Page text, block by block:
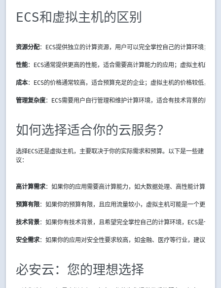
ECS和虚拟主机的区别
资源分配：ECS提供独立的计算资源，用户可以完全掌控自己的计算环境；
性能：ECS通常提供更高的性能，适合需要高计算能力的应用；虚拟主机的性
成本：ECS的价格通常较高，适合预算充足的企业；虚拟主机的价格较低，适
管理复杂度：ECS需要用户自行管理和维护计算环境，适合有技术背景的用
如何选择适合你的云服务？
选择ECS还是虚拟主机，主要取决于你的实际需求和预算。以下是一些建
议：
高计算需求：如果你的应用需要高计算能力，如大数据处理、高性能计算等，
预算有限：如果你的预算有限，且应用流量较小，虚拟主机可能是一个更经济
技术背景：如果你有技术背景，且希望完全掌控自己的计算环境，ECS是一
安全需求：如果你的应用对安全性要求较高，如金融、医疗等行业，建议选择
必安云：您的理想选择